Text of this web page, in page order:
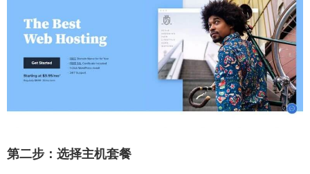
第二步：选择主机套餐